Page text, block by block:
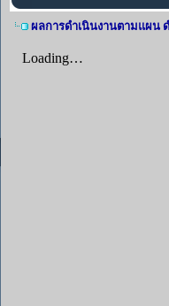
ผลการดำเนินงานตามแผน